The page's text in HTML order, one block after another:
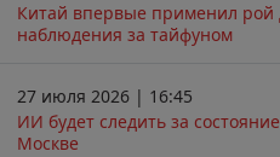
Китай впервые применил рой
наблюдения за тайфуном
27 июля 2026 | 16:45
ИИ будет следить за
Москве